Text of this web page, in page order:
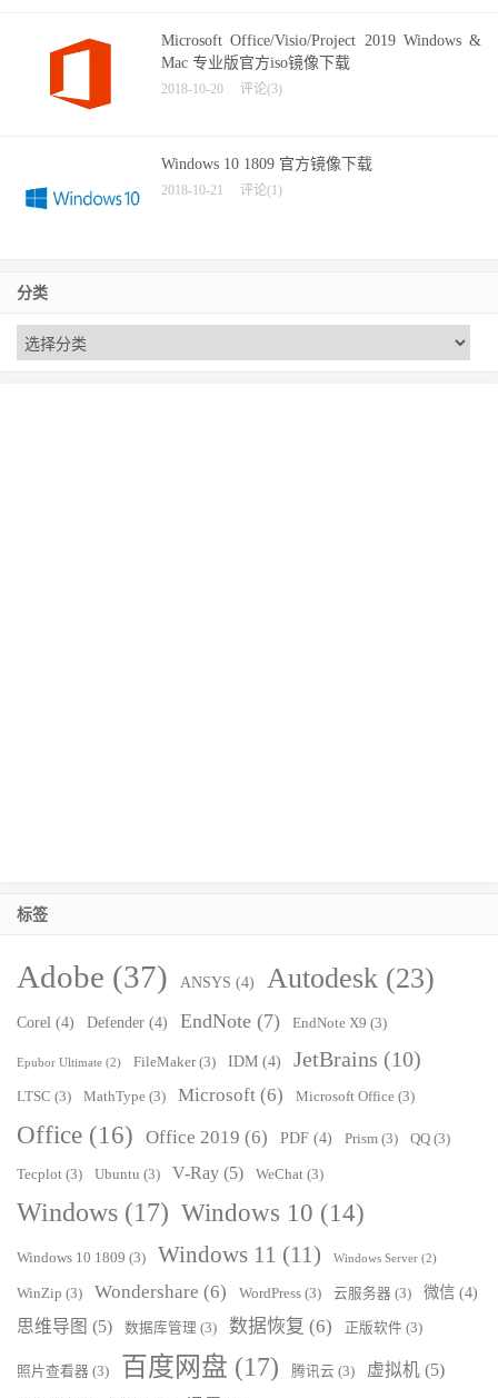
Microsoft Office/Visio/Project 2019 Windows &
Mac 专业版官方iso镜像下载
2018-10-20 评论(3)
Windows 10 1809 官方镜像下载
2018-10-21 评论(1)
分类
标签
Adobe (37) ANSYS (4) Autodesk (23)
Corel (4) Defender (4) EndNote (7) EndNote X9 (3)
Epubor Ultimate (2) FileMaker(3) IDM (4) JetBrains (10)
LTSC (3) MathType (3) Microsoft (6) Microsoft Office (3)
Office (16) Office 2019 (6) PDF (4) Prism (3) QQ (3)
Tecplot (3) Ubuntu (3) V-Ray (5) WeChat (3)
Windows (17) Windows 10 (14)
Windows 10 1809 (3) Windows 11 (11) Windows Server (2)
WinZip (3) Wondershare (6) WordPress (3) 云服务器 (3) 微信 (4)
思维导图 (5) 数据库管理 (3) 数据恢复 (6) 正版软件 (3)
照片查看器 (3) 百度网盘 (17) 腾讯云 (3) 虚拟机 (5)